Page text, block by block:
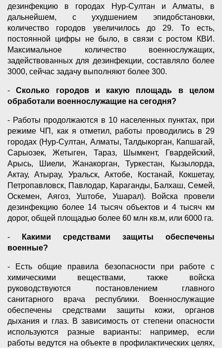
дезинфекцию в городах Нур-Султан и Алматы, в
дальнейшем, с ухудшением эпидобстановки,
количество городов увеличилось до 29. То есть,
постоянной цифры не было, в связи с ростом КВИ.
Максимальное количество военнослужащих,
задействованных для дезинфекции, составляло более
3000, сейчас задачу выполняют более 300.
-Сколько городов и какую площадь в целом
обработали военнослужащие на сегодня?
- Работы продолжаются в 10 населенных пунктах, при
режиме ЧП, как я отметил, работы проводились в 29
городах (Нур-Султан, Алматы, Талдыкорган, Капшагай,
Сарыозек, Жетыген, Тараз, Шымкент, Гвардейский,
Арысь, Шиели, Жанакорган, Туркестан, Кызылорда,
Актау, Атырау, Уральск, Актобе, Костанай, Кокшетау,
Петропавловск, Павлодар, Караганды, Балхаш, Семей,
Оскемен, Аягоз, Уштобе, Ушарал). Войска провели
дезинфекцию более 14 тысяч объектов и 4 тысяч км
дорог, общей площадью более 60 млн кв.м, или 6000 га.
-
Какими средствами защиты обеспечены
военные?
- Есть общие правила безопасности при работе с
химическими веществами, также войска
руководствуются постановлением главного
санитарного врача республики. Военнослужащие
обеспечены средствами защиты кожи, органов
дыхания и глаз. В зависимость от степени опасности
используются разные варианты: например, если
работы ведутся на объекте в профилактических целях,